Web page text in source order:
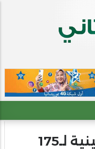
آدرار : مساعدات صينية لـ175